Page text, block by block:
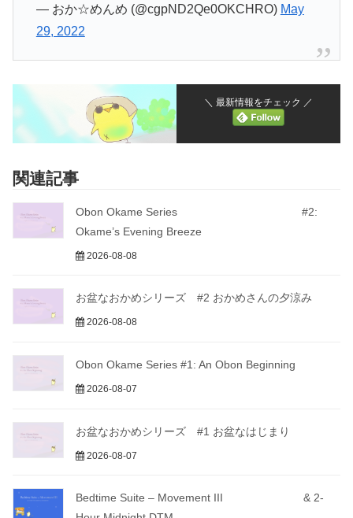
— おか☆めんめ (@cgpND2Qe0OKCHRO) May
29, 2022
＼ 最新情報をチェック ／
関連記事
Obon Okame Series #2:
Okame’s Evening Breeze
2026-08-08
お盆なおかめシリーズ #2 おかめさんの夕涼み
2026-08-08
Obon Okame Series #1: An Obon Beginning
2026-08-07
お盆なおかめシリーズ #1 お盆なはじまり
2026-08-07
Bedtime Suite – Movement III & 2-